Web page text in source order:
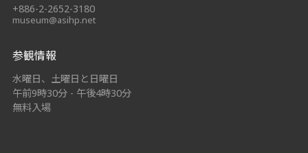
+886-2-2652-3180
museum@asihp.net
参観情報
水曜日、土曜日と日曜日
午前9時30分 - 午後4時30分
無料入場